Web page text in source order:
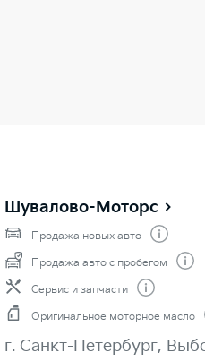
Шувалово-Моторс
Продажа новых авто
Продажа авто с пробегом
Сервис и запчасти
Оригинальное моторное масло
г. Санкт-Петербург,